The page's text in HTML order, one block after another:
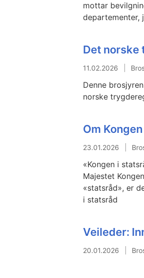
mottar
departementer,
Det
11.02.2026
Denne
norske
Om
23.01.2026
«Kongen i
Majestet
«statsråd», er
i statsråd
Veileder:
20.01.2026